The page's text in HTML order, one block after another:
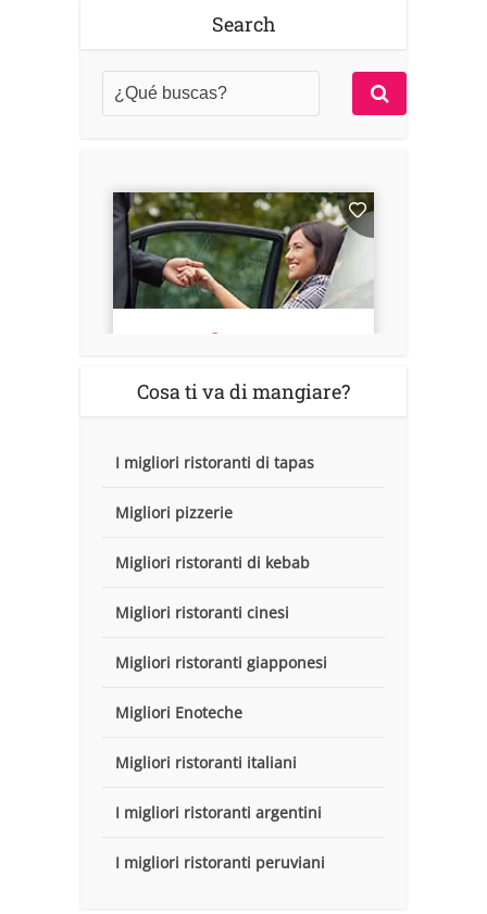
Search
Cosa ti va di mangiare?
I migliori ristoranti di tapas
Migliori pizzerie
Migliori ristoranti di kebab
Migliori ristoranti cinesi
Migliori ristoranti giapponesi
Migliori Enoteche
Migliori ristoranti italiani
I migliori ristoranti argentini
I migliori ristoranti peruviani